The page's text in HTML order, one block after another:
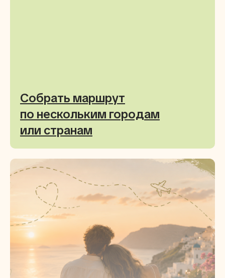
Собрать маршрут
по нескольким городам
или странам